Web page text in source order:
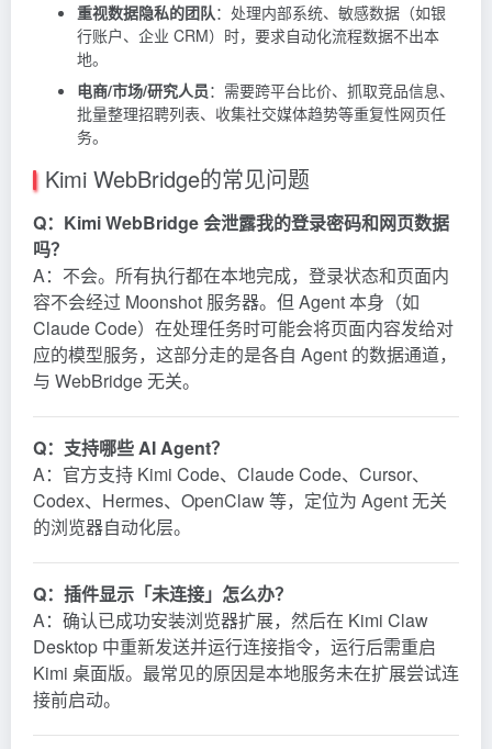
重视数据隐私的团队：处理内部系统、敏感数据（如银
行账户、企业 CRM）时，要求自动化流程数据不出本
地。
电商/市场/研究人员：需要跨平台比价、抓取竞品信息、
批量整理招聘列表、收集社交媒体趋势等重复性网页任
务。
Kimi WebBridge的常见问题
Q：Kimi WebBridge 会泄露我的登录密码和网页数据
吗？
A：不会。所有执行都在本地完成，登录状态和页面内
容不会经过 Moonshot 服务器。但 Agent 本身（如
Claude Code）在处理任务时可能会将页面内容发给对
应的模型服务，这部分走的是各自 Agent 的数据通道，
与 WebBridge 无关。
Q：支持哪些 AI Agent？
A：官方支持 Kimi Code、Claude Code、Cursor、
Codex、Hermes、OpenClaw 等，定位为 Agent 无关
的浏览器自动化层。
Q：插件显示「未连接」怎么办？
A：确认已成功安装浏览器扩展，然后在 Kimi Claw
Desktop 中重新发送并运行连接指令，运行后需重启
Kimi 桌面版。最常见的原因是本地服务未在扩展尝试连
接前启动。